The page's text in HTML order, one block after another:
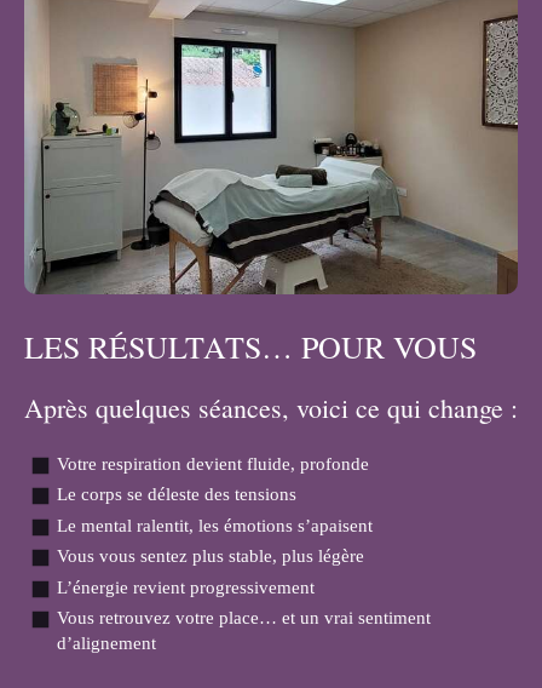
LES RÉSULTATS… POUR VOUS
Après quelques séances, voici ce qui change :
Votre respiration devient fluide, profonde
Le corps se déleste des tensions
Le mental ralentit, les émotions s’apaisent
Vous vous sentez plus stable, plus légère
L’énergie revient progressivement
Vous retrouvez votre place… et un vrai sentiment
d’alignement